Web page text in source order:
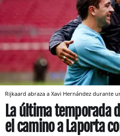
Rijkaard abraza a Xavi Hernández durante
La última temporada
el camino a Laporta